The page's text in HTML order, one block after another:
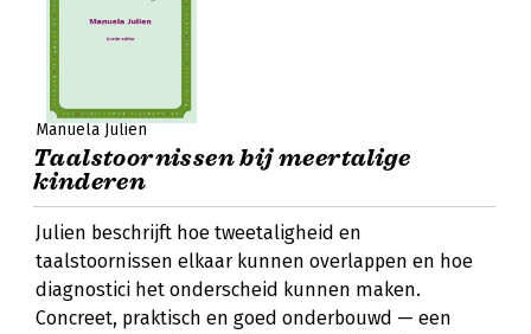
Manuela Julien
Taalstoornissen bij meertalige
kinderen
Julien beschrijft hoe tweetaligheid en
taalstoornissen elkaar kunnen overlappen en hoe
diagnostici het onderscheid kunnen maken.
Concreet, praktisch en goed onderbouwd — een